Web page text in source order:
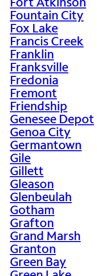
Fountain City
Fox Lake
Francis Creek
Franklin
Franksville
Fredonia
Fremont
Friendship
Genesee Depot
Genoa City
Germantown
Gile
Gillett
Gleason
Glenbeulah
Gotham
Grafton
Grand Marsh
Granton
Green Bay